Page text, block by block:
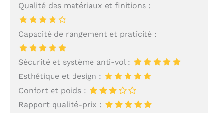
Qualité des matériaux et finitions :
Capacité de rangement et praticité :
Sécurité et système anti-vol :
Esthétique et design :
Confort et poids :
Rapport qualité-prix :